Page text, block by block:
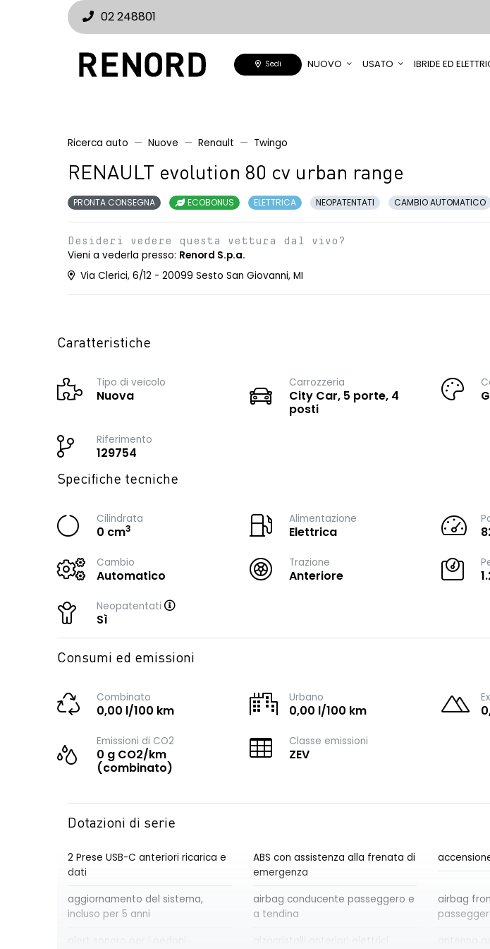
02 248801
Sedi NUOVO USATO IBRIDE ED
Ricerca auto Nuove Renault Twingo
RENAULT evolution 80 cv urban range
PRONTA CONSEGNA ECOBONUS ELETTRICA NEOPATENTATI CAMBIO AUTOMATICO
Desideri vedere questa vettura dal vivo?
Vieni a vederla presso: Renord S.p.a.
Via Clerici, 6/12 - 20099 Sesto San Giovanni, MI
Caratteristiche
Tipo di veicolo
Nuova
Carrozzeria
City Car, 5 porte, 4
posti
Riferimento
129754
Specifiche tecniche
Cilindrata
0 cm3
Alimentazione
Elettrica
Cambio
Automatico
Trazione
Anteriore
Neopatentati
Sì
Consumi ed emissioni
Combinato
0,00 l/100 km
Urbano
0,00 l/100 km
Emissioni di CO2
0 g CO2/km
(combinato)
Classe emissioni
ZEV
Dotazioni di serie
2 Prese USB-C anteriori ricarica e
dati
ABS con assistenza alla frenata di
emergenza
aggiornamento del sistema,
incluso per 5 anni
airbag conducente passeggero e
a tendina
airbag